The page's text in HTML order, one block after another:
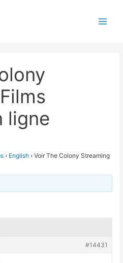
ligne
› English › Voir The Colony Streaming
#14431